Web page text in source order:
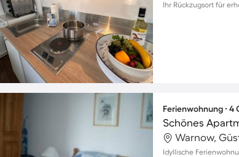
Ihr Rückzugsort für
Ferienwohnung ∙ 4
Schönes
Warnow,
Idyllische